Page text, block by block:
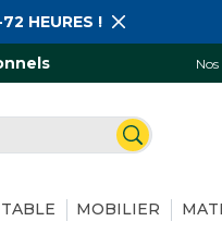
MOBILIER
HEURES !